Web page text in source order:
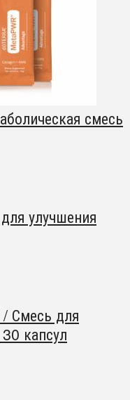
смесь
улучшения
Смесь для
капсул